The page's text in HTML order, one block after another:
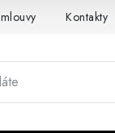
Kontakty